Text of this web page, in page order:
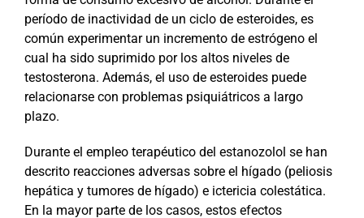
período de inactividad de un ciclo de esteroides, es
común experimentar un incremento de estrógeno el
cual ha sido suprimido por los altos niveles de
testosterona. Además, el uso de esteroides puede
relacionarse con problemas psiquiátricos a largo
plazo.
Durante el empleo terapéutico del estanozolol se han
descrito reacciones adversas sobre el hígado (peliosis
hepática y tumores de hígado) e ictericia colestática.
En la mayor parte de los casos, estos efectos